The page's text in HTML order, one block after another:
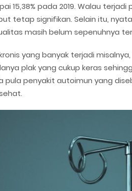
15,38% pada 2019. Walau terjadi
tetap signifikan. Selain itu,
masih belum sepenuhnya
yang banyak terjadi
plak yang cukup keras
pula penyakit autoimun yang